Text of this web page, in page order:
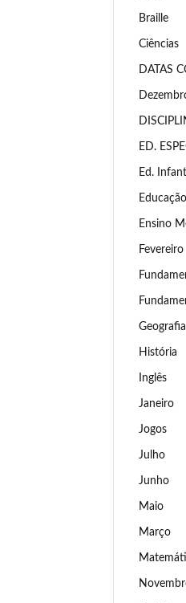
Braille
Ciências
DATAS
ED.
Ed.
Ensino
Fevereiro
Geografia
História
Inglês
Janeiro
Jogos
Julho
Junho
Maio
Março